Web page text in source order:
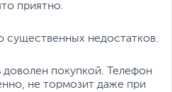
2G GSM: 900, 1800 МГц
МГц
2100, 2300, 2600
приятно.
существенных недостатков.
покупкой. Телефон
не тормозит даже при